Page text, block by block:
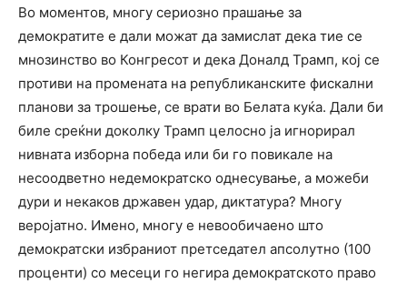
Во моментов, многу сериозно прашање за
демократите е дали можат да замислат дека тие се
мнозинство во Конгресот и дека Доналд Трамп, кој се
противи на промената на републиканските фискални
планови за трошење, се врати во Белата куќа. Дали би
биле среќни доколку Трамп целосно ја игнорирал
нивната изборна победа или би го повикале на
несоодветно недемократско однесување, а можеби
дури и некаков државен удар, диктатура? Многу
веројатно. Имено, многу е невообичаено што
демократски избраниот претседател апсолутно (100
проценти) со месеци го негира демократското право